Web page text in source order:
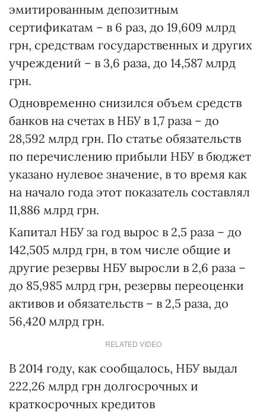
эмитированным депозитным
сертификатам – в 6 раз, до 19,609 млрд
грн, средствам государственных и других
учреждений – в 3,6 раза, до 14,587 млрд
грн.
Одновременно снизился объем средств
банков на счетах в НБУ в 1,7 раза – до
28,592 млрд грн. По статье обязательств
по перечислению прибыли НБУ в бюджет
указано нулевое значение, в то время как
на начало года этот показатель составлял
11,886 млрд грн.
Капитал НБУ за год вырос в 2,5 раза – до
142,505 млрд грн, в том числе общие и
другие резервы НБУ выросли в 2,6 раза –
до 85,985 млрд грн, резервы переоценки
активов и обязательств – в 2,5 раза, до
56,420 млрд грн.
RELATED VIDEO
В 2014 году, как сообщалось, НБУ выдал
222,26 млрд грн долгосрочных и
краткосрочных кредитов